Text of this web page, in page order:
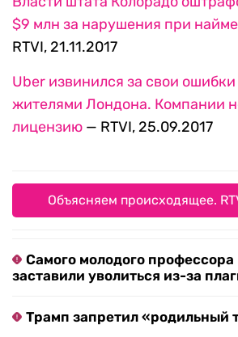
$9 млн за нарушения при
RTVI, 21.11.2017
Uber извинился за свои
жителями Лондона. Компании
лицензию — RTVI, 25.09.2017
Объясняем происходящее.
Самого молодого
заставили уволиться из-за
Трамп запретил «родильный